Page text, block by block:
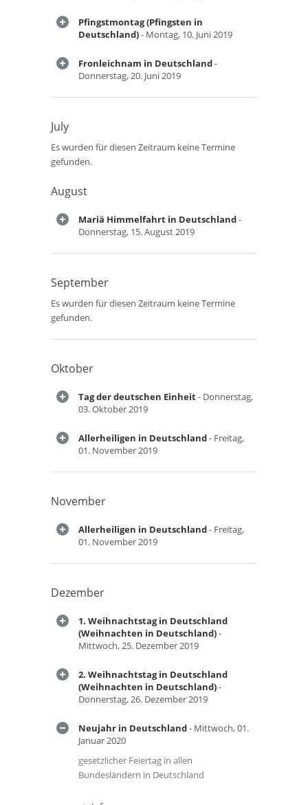
Pfingstmontag (Pfingsten in
Deutschland)- Montag, 10. Juni 2019
Fronleichnam in Deutschland-
Donnerstag, 20. Juni 2019
July
Es wurden für diesen Zeitraum keine Termine
gefunden.
August
Mariä Himmelfahrt in Deutschland-
Donnerstag, 15. August 2019
September
Es wurden für diesen Zeitraum keine Termine
gefunden.
Oktober
Tag der deutschen Einheit- Donnerstag,
03. Oktober 2019
Allerheiligen in Deutschland- Freitag,
01. November 2019
November
Allerheiligen in Deutschland- Freitag,
01. November 2019
Dezember
1. Weihnachtstag in Deutschland
(Weihnachten in Deutschland)-
Mittwoch, 25. Dezember 2019
2. Weihnachtstag in Deutschland
(Weihnachten in Deutschland)-
Donnerstag, 26. Dezember 2019
Neujahr in Deutschland- Mittwoch, 01.
Januar 2020
gesetzlicher Feiertag in allen
Bundesländern in Deutschland